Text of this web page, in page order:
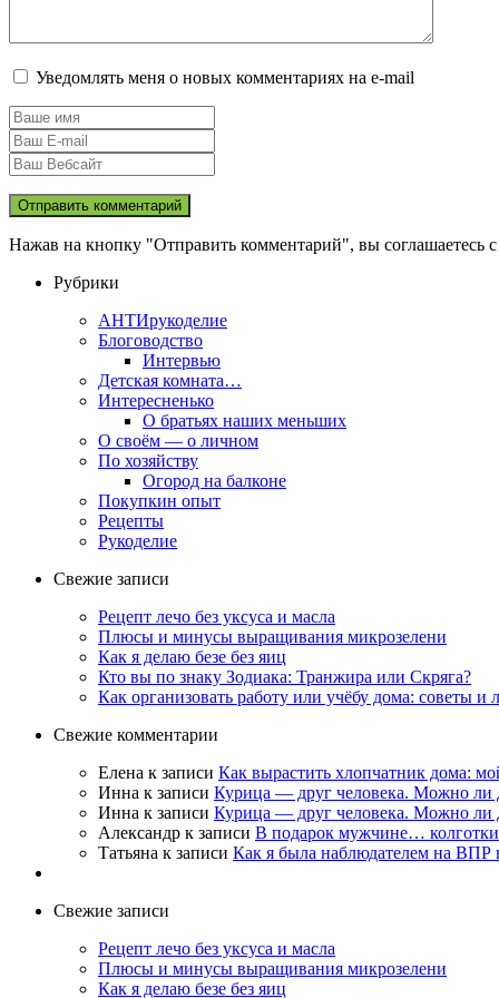
Уведомлять меня о новых комментариях на e-mail
Нажав на кнопку "Отправить комментарий", вы соглашаетесь
Рубрики
АНТИрукоделие
Блоговодство
Интервью
Детская комната…
Интересненько
О братьях наших меньших
О своём — о личном
По хозяйству
Огород на балконе
Покупкин опыт
Рецепты
Рукоделие
Свежие записи
Рецепт лечо без уксуса и масла
Плюсы и минусы выращивания микрозелени
Как я делаю безе без яиц
Кто вы по знаку Зодиака: Транжира или Скряга?
Как организовать работу или учёбу дома: советы и
Свежие комментарии
Елена к записи Как вырастить хлопчатник дома:
Инна к записи Курица — друг человека. Можно ли
Инна к записи Курица — друг человека. Можно ли
Александр к записи В подарок мужчине… колготки
Татьяна к записи Как я была наблюдателем на ВПР
Свежие записи
Рецепт лечо без уксуса и масла
Плюсы и минусы выращивания микрозелени
Как я делаю безе без яиц